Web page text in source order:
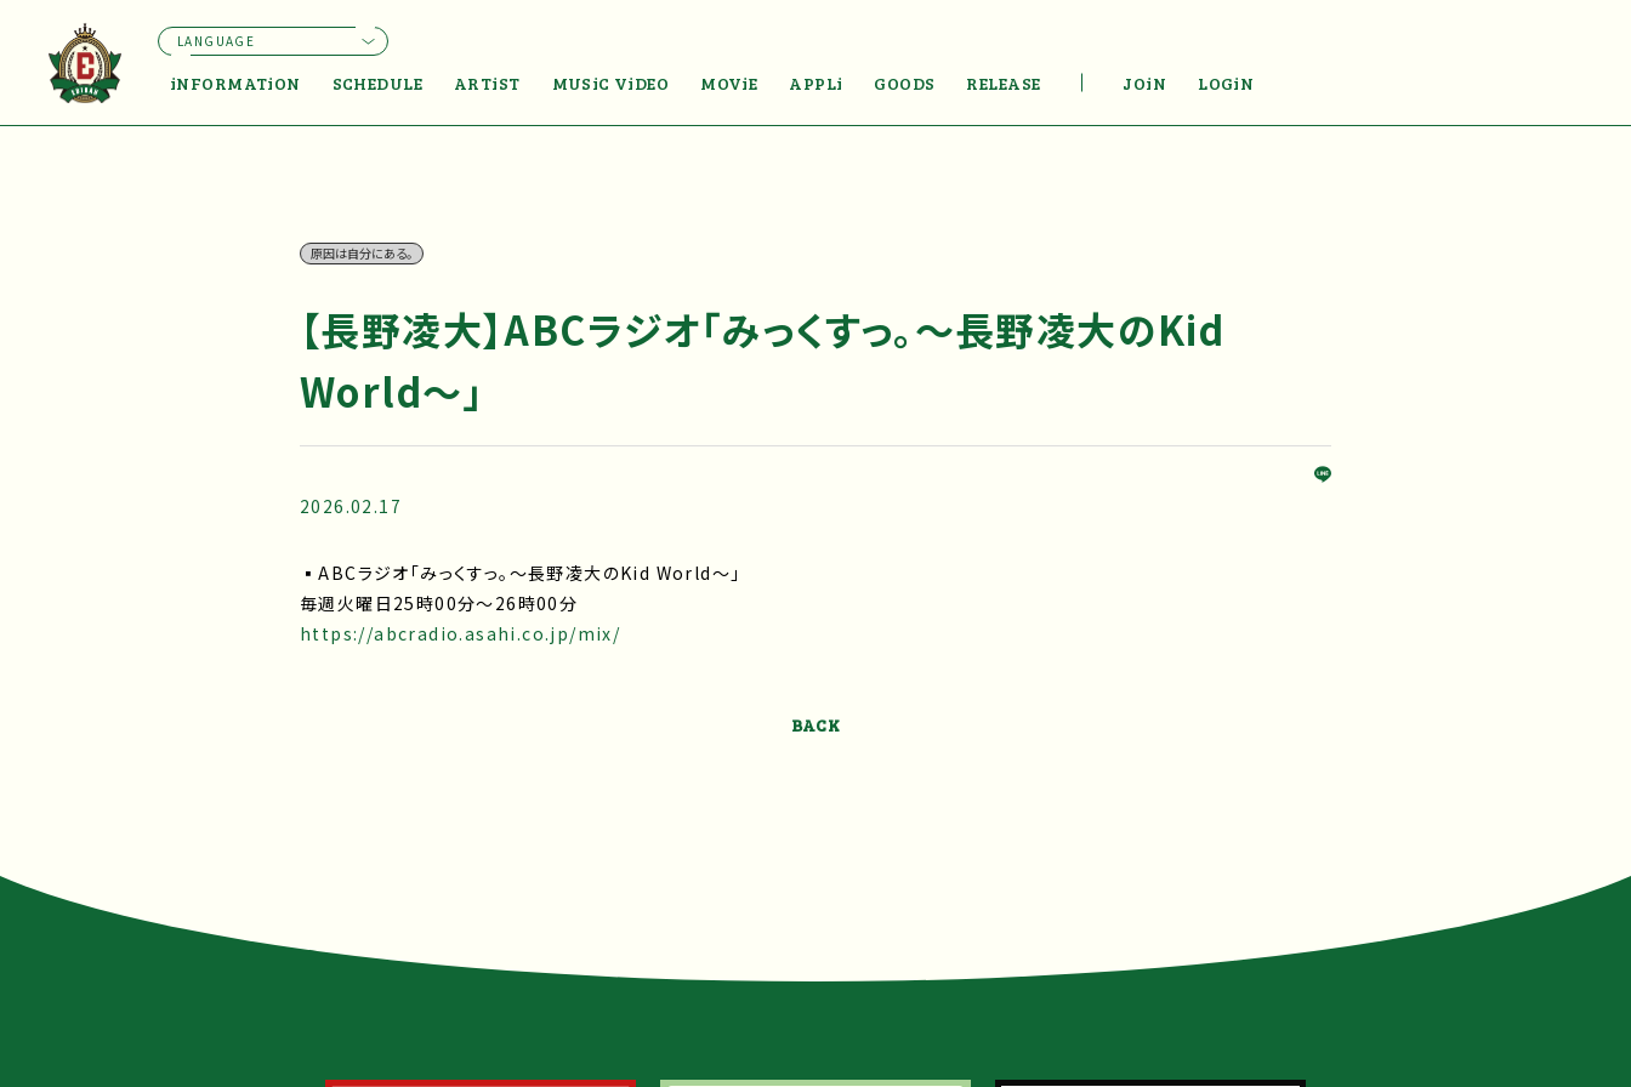
iNFORMATiON SCHEDULE ARTiST MUSiC ViDEO MOViE APPLi GOODS RELEASE JOiN LOGiN
LANGUAGE
原因は自分にある。
【長野凌大】ABCラジオ「みっくすっ。～長野凌大のKid
World～」
2026.02.17
▪ABCラジオ「みっくすっ。～長野凌大のKid World～」
毎週火曜日25時00分～26時00分
https://abcradio.asahi.co.jp/mix/
BACK